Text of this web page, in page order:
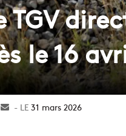
TGV
le 16
Envoyer31 mars 2026